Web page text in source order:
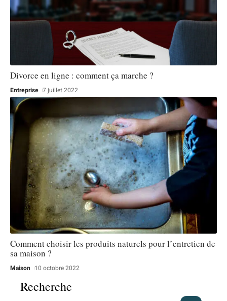
Divorce en ligne : comment ça marche ?
Entreprise 7 juillet 2022
Comment choisir les produits naturels pour l’entretien de
sa maison ?
Maison 10 octobre 2022
Recherche